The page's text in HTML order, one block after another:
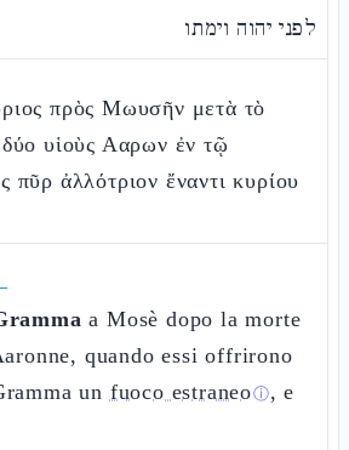
לפני יהוה וימתו
πρὸς Μωυσῆν μετὰ τὸ
δύο υἱοὺς Ααρων ἐν τῷ
πῦρ ἀλλότριον ἔναντι κυρίου
a Mosè dopo la morte
quando essi offrirono
un fuoco estraneoⓘ, e